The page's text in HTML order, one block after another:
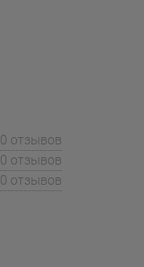
0 отзывов
0 отзывов
0 отзывов